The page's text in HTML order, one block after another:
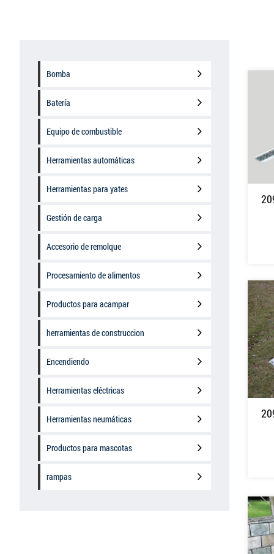
Bomba
Batería
Equipo de combustible
Herramientas automáticas
Herramientas para yates
Gestión de carga
Accesorio de remolque
Procesamiento de alimentos
Productos para acampar
herramientas de construccion
Encendiendo
Herramientas eléctricas
Herramientas neumáticas
Productos para mascotas
rampas